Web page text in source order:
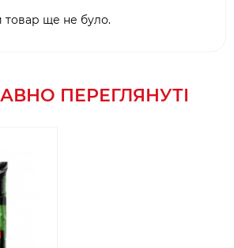
товар ще не було.
ПЕРЕГЛЯНУТІ